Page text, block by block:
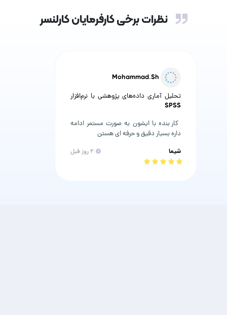
نظرات برخی کارفرمایان کارلنسر
تحلیل آماری داده‌های پژوهشی با نرم‌افزار
SPSS
داره بسیار دقیق و حرفه ای هستن
شیما
۲ روز قبل